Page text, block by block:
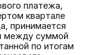
платежа,
квартале
принимается
между суммой
по итогам